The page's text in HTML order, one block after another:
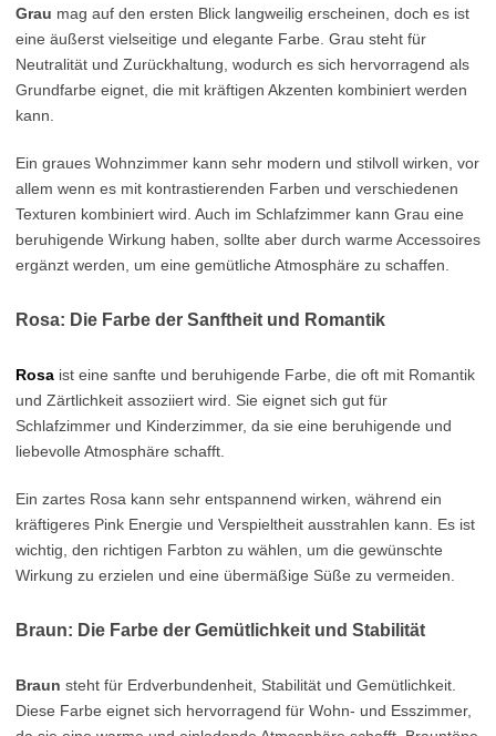
Grau mag auf den ersten Blick langweilig erscheinen, doch es ist
eine äußerst vielseitige und elegante Farbe. Grau steht für
Neutralität und Zurückhaltung, wodurch es sich hervorragend als
Grundfarbe eignet, die mit kräftigen Akzenten kombiniert werden
kann.
Ein graues Wohnzimmer kann sehr modern und stilvoll wirken, vor
allem wenn es mit kontrastierenden Farben und verschiedenen
Texturen kombiniert wird. Auch im Schlafzimmer kann Grau eine
beruhigende Wirkung haben, sollte aber durch warme Accessoires
ergänzt werden, um eine gemütliche Atmosphäre zu schaffen.
Rosa: Die Farbe der Sanftheit und Romantik
Rosa ist eine sanfte und beruhigende Farbe, die oft mit Romantik
und Zärtlichkeit assoziiert wird. Sie eignet sich gut für
Schlafzimmer und Kinderzimmer, da sie eine beruhigende und
liebevolle Atmosphäre schafft.
Ein zartes Rosa kann sehr entspannend wirken, während ein
kräftigeres Pink Energie und Verspieltheit ausstrahlen kann. Es ist
wichtig, den richtigen Farbton zu wählen, um die gewünschte
Wirkung zu erzielen und eine übermäßige Süße zu vermeiden.
Braun: Die Farbe der Gemütlichkeit und Stabilität
Braun steht für Erdverbundenheit, Stabilität und Gemütlichkeit.
Diese Farbe eignet sich hervorragend für Wohn- und Esszimmer,